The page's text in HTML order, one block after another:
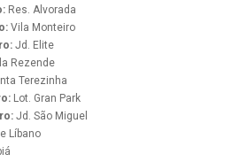
Res. Alvorada
Vila Monteiro
Jd. Elite
Rezende
Terezinha
Lot. Gran Park
Jd. São Miguel
Líbano